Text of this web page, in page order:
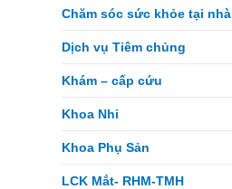
Chăm sóc sức khỏe tại nhà
Dịch vụ Tiêm chủng
Khám – cấp cứu
Khoa Nhi
Khoa Phụ Sản
LCK Mắt- RHM-TMH